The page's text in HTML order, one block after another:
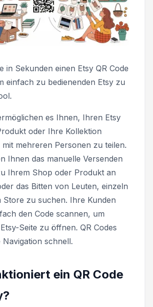
in Sekunden einen Etsy QR Code
einfach zu bedienenden Etsy zu
es Ihnen, Ihren Etsy
oder Ihre Kollektion
mehreren Personen zu teilen.
Ihnen das manuelle Versenden
Ihrem Shop oder Produkt an
das Bitten von Leuten, einzeln
Store zu suchen. Ihre Kunden
den Code scannen, um
Seite zu öffnen. QR Codes
Navigation schnell.
ein QR Code